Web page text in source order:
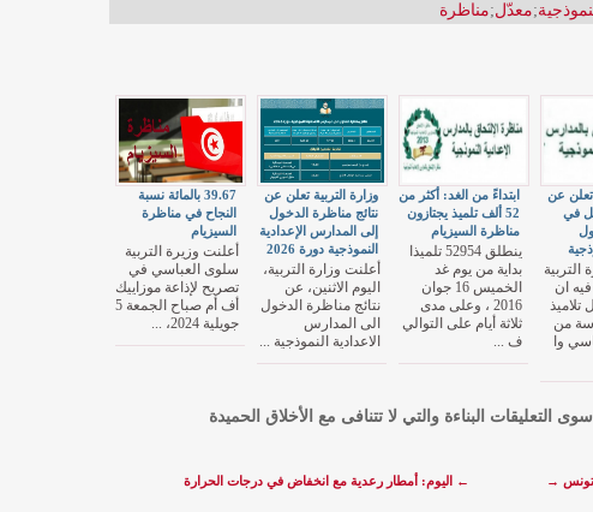
;معدّل;مناظرة
39.67 بالمائة نسبة
النجاح في مناظرة
السيزيام
أعلنت وزيرة التربية
سلوى العباسي في
تصريح لإذاعة موزاييك
أف أم صباح الجمعة 5
جويلية 2024، ...
وزارة التربية تعلن عن
نتائج مناظرة الدخول
إلى المدارس الإعدادية
النموذجية دورة 2026
أعلنت وزارة التربية،
اليوم الاثنين، عن
نتائج مناظرة الدخول
الى المدارس
الاعدادية النموذجية ...
ابتداءً من الغد: أكثر من
52 ألف تلميذ يجتازون
مناظرة السيزيام
ينطلق 52954 تلميذا
بداية من يوم غد
الخميس 16 جوان
2016 ، وعلى مدى
ثلاثة أيام على التوالي
ف ...
تعلن عن
في
فيه ان
تلاميذ
من
وا
التعليقات البناءة والتي لا تتنافى مع الأخلاق الحميدة
← اليوم: أمطار رعدية مع انخفاض في درجات الحرارة تونس →